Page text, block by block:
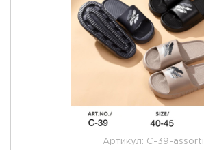
Артикул: C-39-assorti